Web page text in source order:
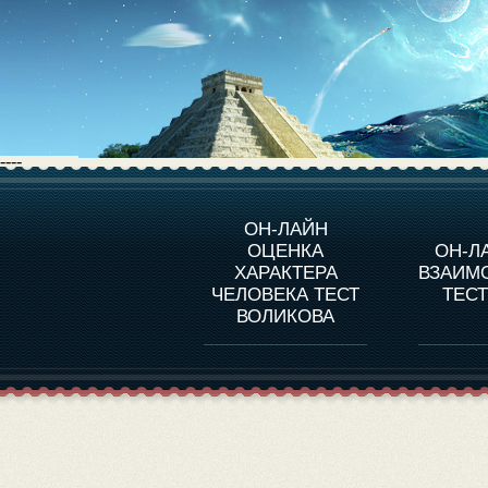
----
ОН-ЛАЙН
ОЦЕНКА
ХАРАКТЕРА
ЧЕЛОВЕКА ТЕСТ
ВОЛИКОВА
ОН-
О ПРОГРАММЕ
ОЦЕНКА ХАРАКТЕРA
ЧЕЛОВЕКА
ОЦЕНКА ХАРАКТЕРА
ВЫДАЮЩИХСЯ
ЛИЧНОСТЕЙ